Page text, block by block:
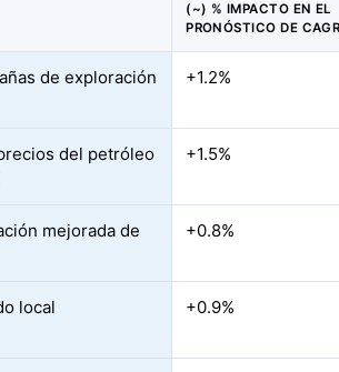
(~) % IMPACTO EN EL
PRONÓSTICO DE CAGR
de exploración
+1.2%
del petróleo
+1.5%
mejorada de
+0.8%
local +0.9%